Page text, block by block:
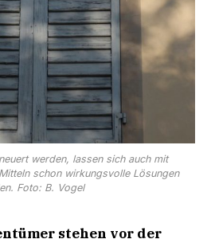
werden, lassen sich auch mit
schon wirkungsvolle Lösungen
Foto: B. Vogel
stehen vor der